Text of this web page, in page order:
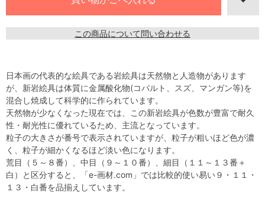
この商品について問い合わせる
日本画の代表的な絵具である岩絵具は天然物と人造物があります
が、新岩絵具は体質に金属酸化物(コバルト、スズ、マンガン等)を
混合し焼成して科学的に作られています。
天然物が少なくなった現在では、この新岩絵具が色数が豊富で耐久
性・耐光性に優れているため、主流となっています。
粒子の大きさが番号で表示されていますが、粒子が粗いほど色が濃
く、粒子が細かくなるほど淡い色になります。
荒目（５～８番）、中目（９～１０番）、細目（１１～１３番＋
白）と区分すると、「e-画材.com」では比較的使い易い９・１１・
１３・白番を品揃えしています。